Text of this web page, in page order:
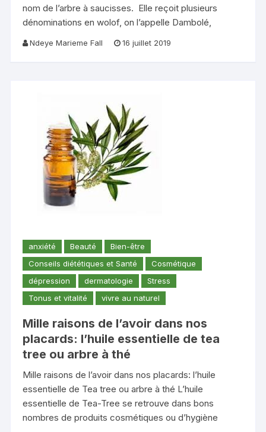
nom de l’arbre à saucisses. Elle reçoit plusieurs
dénominations en wolof, on l’appelle Dambolé,
Ndeye Marieme Fall 16 juillet 2019
anxiété Beauté
Bien-être
Conseils diététiques et Santé
Cosmétique
dépression
dermatologie
Stress
Tonus et vitalité
vivre au naturel
Mille raisons de l’avoir dans nos
placards: l’huile essentielle de tea
tree ou arbre à thé
Mille raisons de l’avoir dans nos placards: l’huile
essentielle de Tea tree ou arbre à thé L’huile
essentielle de Tea-Tree se retrouve dans bons
nombres de produits cosmétiques ou d’hygiène